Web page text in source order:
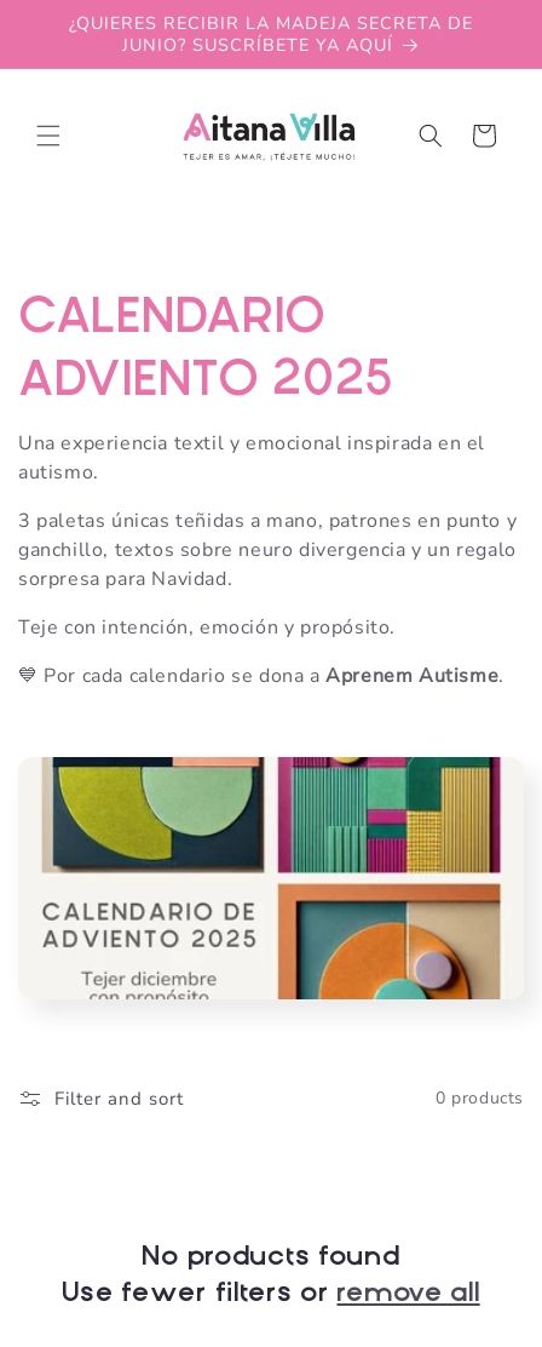
Skip to
content
¿QUIERES RECIBIR LA MADEJA SECRETA DE
JUNIO? SUSCRÍBETE YA AQUÍ
Cart
C
o
l
l
e
c
t
n
CALENDARIO
ADVIENTO 2025
Una experiencia textil y emocional inspirada en el
autismo.
3 paletas únicas teñidas a mano, patrones en punto y
ganchillo, textos sobre neuro divergencia y un regalo
sorpresa para Navidad.
Teje con intención, emoción y propósito.
💙 Por cada calendario se dona aAprenem Autisme.
Filter and sort 0 products
No products found
Use fewer filters or remove all